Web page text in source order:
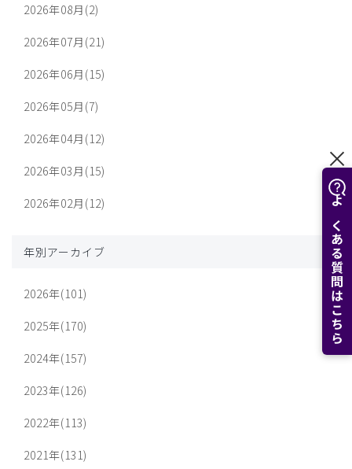
よくある質問はこちら
2026年08月(2)
2026年07月(21)
2026年06月(15)
2026年05月(7)
2026年04月(12)
2026年03月(15)
2026年02月(12)
年別アーカイブ
2026年(101)
2025年(170)
2024年(157)
2023年(126)
2022年(113)
2021年(131)